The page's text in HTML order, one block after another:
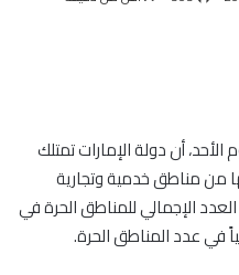
الأحد، أن دولة الإمارات تمتلك
من مناطق خدمية وتجارية
بما يمثل نحو 25% من العدد الإجمالي للمناطق الحرة في
في عدد المناطق الحرة.